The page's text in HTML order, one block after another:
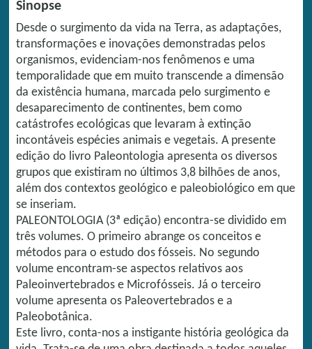
Sinopse
Desde o surgimento da vida na Terra, as adaptações,
transformações e inovações demonstradas pelos
organismos, evidenciam-nos fenômenos e uma
temporalidade que em muito transcende a dimensão
da existência humana, marcada pelo surgimento e
desaparecimento de continentes, bem como
catástrofes ecológicas que levaram à extinção
incontáveis espécies animais e vegetais. A presente
edição do livro Paleontologia apresenta os diversos
grupos que existiram no últimos 3,8 bilhões de anos,
além dos contextos geológico e paleobiológico em que
se inseriam.
PALEONTOLOGIA (3ª edição) encontra-se dividido em
três volumes. O primeiro abrange os conceitos e
métodos para o estudo dos fósseis. No segundo
volume encontram-se aspectos relativos aos
Paleoinvertebrados e Microfósseis. Já o terceiro
volume apresenta os Paleovertebrados e a
Paleobotânica.
Este livro, conta-nos a instigante história geológica da